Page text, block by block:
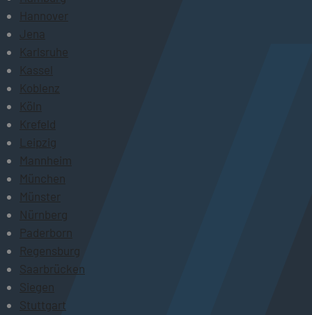
Hannover
Jena
Karlsruhe
Kassel
Koblenz
Köln
Krefeld
Leipzig
Mannheim
München
Münster
Nürnberg
Paderborn
Regensburg
Saarbrücken
Siegen
Stuttgart